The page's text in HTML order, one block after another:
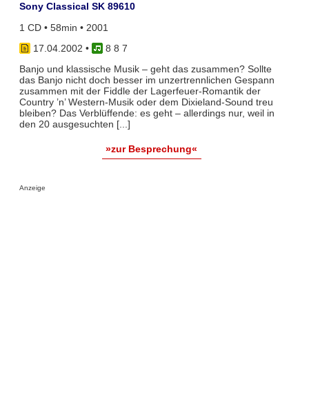
Sony Classical SK 89610
1 CD • 58min • 2001
17.04.2002 •
8 8 7
Banjo und klassische Musik – geht das zusammen? Sollte
das Banjo nicht doch besser im unzertrennlichen Gespann
zusammen mit der Fiddle der Lagerfeuer-Romantik der
Country ’n’ Western-Musik oder dem Dixieland-Sound treu
bleiben? Das Verblüffende: es geht – allerdings nur, weil in
den 20 ausgesuchten [...]
»zur Besprechung«
Anzeige